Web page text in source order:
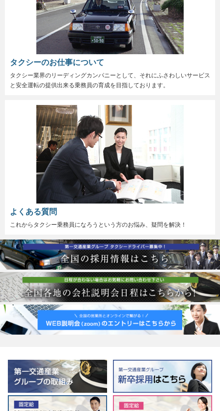
タクシーのお仕事について
タクシー業界のリーディングカンパニーとして、それにふさわしいサービス
と安全運転の提供出来る乗務員の育成を目指しております。
よくある質問
これからタクシー乗務員になろうという方のお悩み、疑問を解決！